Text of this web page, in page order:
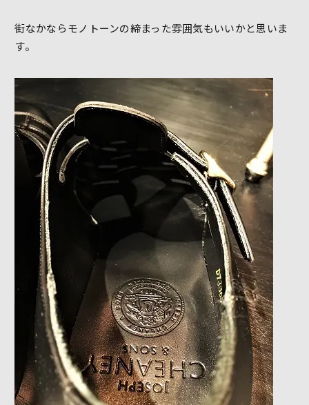
街なかならモノトーンの締まった雰囲気もいいかと思いま
す。